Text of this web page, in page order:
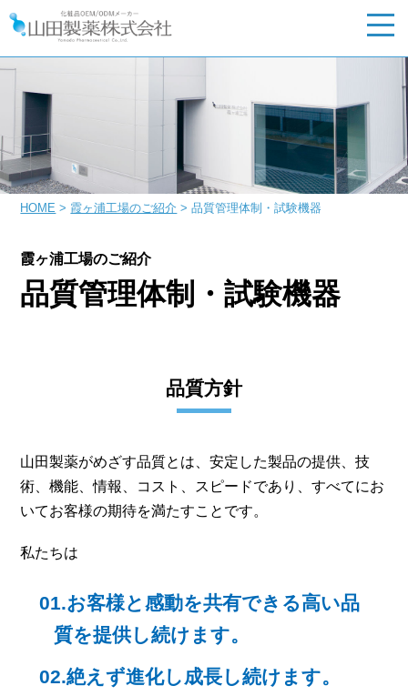
HOME 霞ヶ浦工場のご紹介 品質管理体制・試験機器
霞ヶ浦工場のご紹介
品質管理体制・試験機器
品質方針
山田製薬がめざす品質とは、安定した製品の提供、技
術、機能、情報、コスト、スピードであり、すべてにお
いてお客様の期待を満たすことです。
私たちは
01.お客様と感動を共有できる高い品
質を提供し続けます。
02.絶えず進化し成長し続けます。